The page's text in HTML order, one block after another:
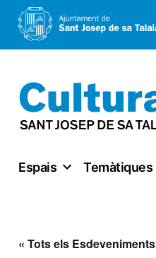
al
contingut
Espais Temàtiques
« Tots els Esdeveniments